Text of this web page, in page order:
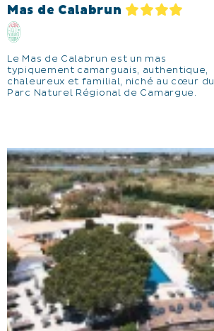
Mas de Calabrun
Le Mas de Calabrun est un mas
typiquement camarguais, authentique,
chaleureux et familial, niché au cœur du
Parc Naturel Régional de Camargue.